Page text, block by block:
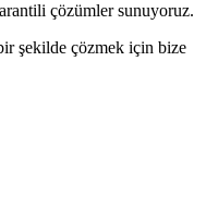
çözümler sunuyoruz.
şekilde çözmek için bize